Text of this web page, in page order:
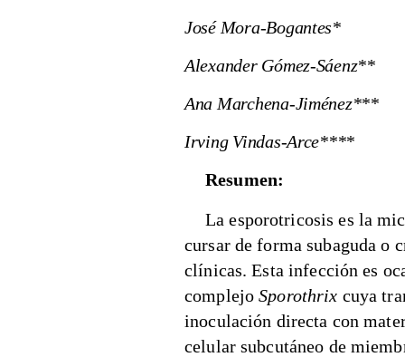
José Mora-Bogantes*
Alexander Gómez-Sáenz**
Ana Marchena-Jiménez***
Irving Vindas-Arce****
Resumen:
La esporotricosis es la
cursar de forma subaguda o
clínicas. Esta infección es
complejoSporothrix cuya
inoculación directa con
celular subcutáneo de